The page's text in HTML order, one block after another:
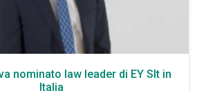
nominato law leader di EY Slt in
Italia